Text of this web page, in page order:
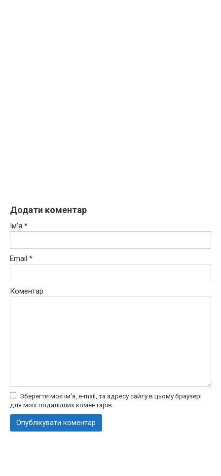
Додати коментар
Ім'я *
Email *
Коментар
Зберегти моє ім'я, e-mail, та адресу сайту в цьому браузері
для моїх подальших коментарів.